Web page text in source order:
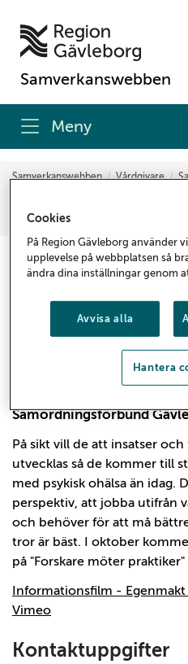
Samverkanswebben
Meny
Samverkanswebben Vårdgivare
Egenmakt - en förstudie i
Egenmakt - en
brukarinflytande
Se filmen om det viktiga
Sofia Groth, Fredrik
Samordningsförbund
På sikt vill de att insatser
utvecklas så de kommer till
med psykisk ohälsa än idag.
perspektiv, att jobba utifrån
och behöver för att må
tror är bäst. I oktober
på "Forskare möter praktiker"
Informationsfilm -
Vimeo
Kontaktuppgifter
Cookies
På Region Gävleborg använder
upplevelse på webbplatsen så
ändra dina inställningar genom
Avvisa alla
Hantera